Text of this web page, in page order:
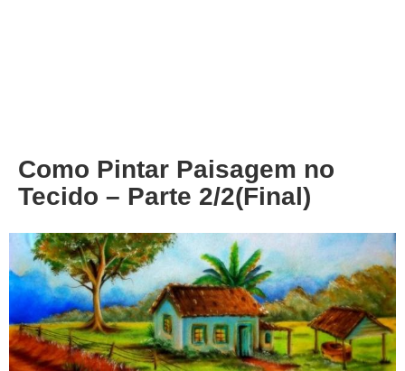
Como Pintar Paisagem no
Tecido – Parte 2/2(Final)